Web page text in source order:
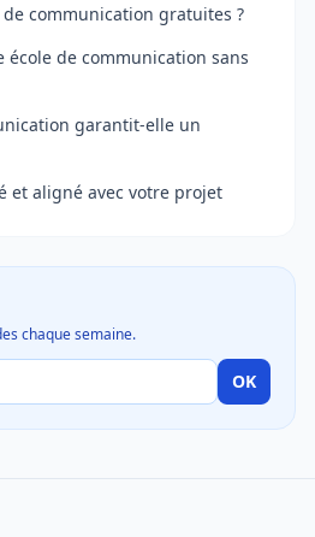
communication gratuites ?
école de communication sans
garantit-elle un
et aligné avec votre projet
chaque semaine.
OK